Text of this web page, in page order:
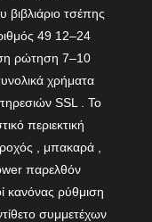
βιβλιάριο τσέπης
49 12–24
ρώτηση 7–10
χρήματα
SSL . Το
περιεκτική
, μπακαρά ,
παρελθόν
κανόνας ρύθμιση
συμμετέχων